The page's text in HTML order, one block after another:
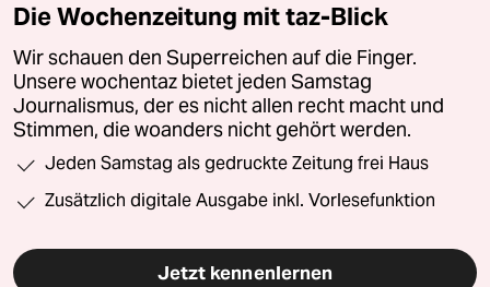
Die Wochenzeitung mit taz-Blick
Wir schauen den Superreichen auf die Finger.
Unsere wochentaz bietet jeden Samstag
Journalismus, der es nicht allen recht macht und
Stimmen, die woanders nicht gehört werden.
Jeden Samstag als gedruckte Zeitung frei Haus
Zusätzlich digitale Ausgabe inkl. Vorlesefunktion
Jetzt kennenlernen